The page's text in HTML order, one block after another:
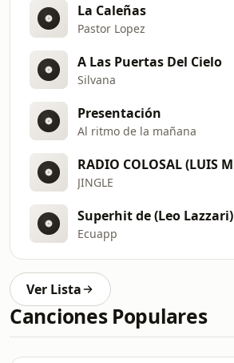
La Caleñas
Pastor Lopez
A Las Puertas Del Cielo
Silvana
Presentación
Al ritmo de la mañana
JINGLE
Superhit de (Leo Lazzari)
Ecuapp
Ver Lista
Canciones Populares